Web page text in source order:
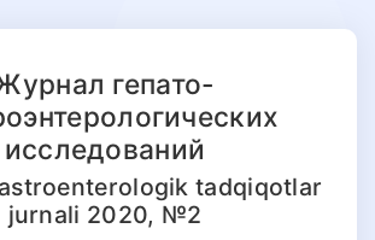
гепато-
исследований
tadqiqotlar
jurnali 2020, №2